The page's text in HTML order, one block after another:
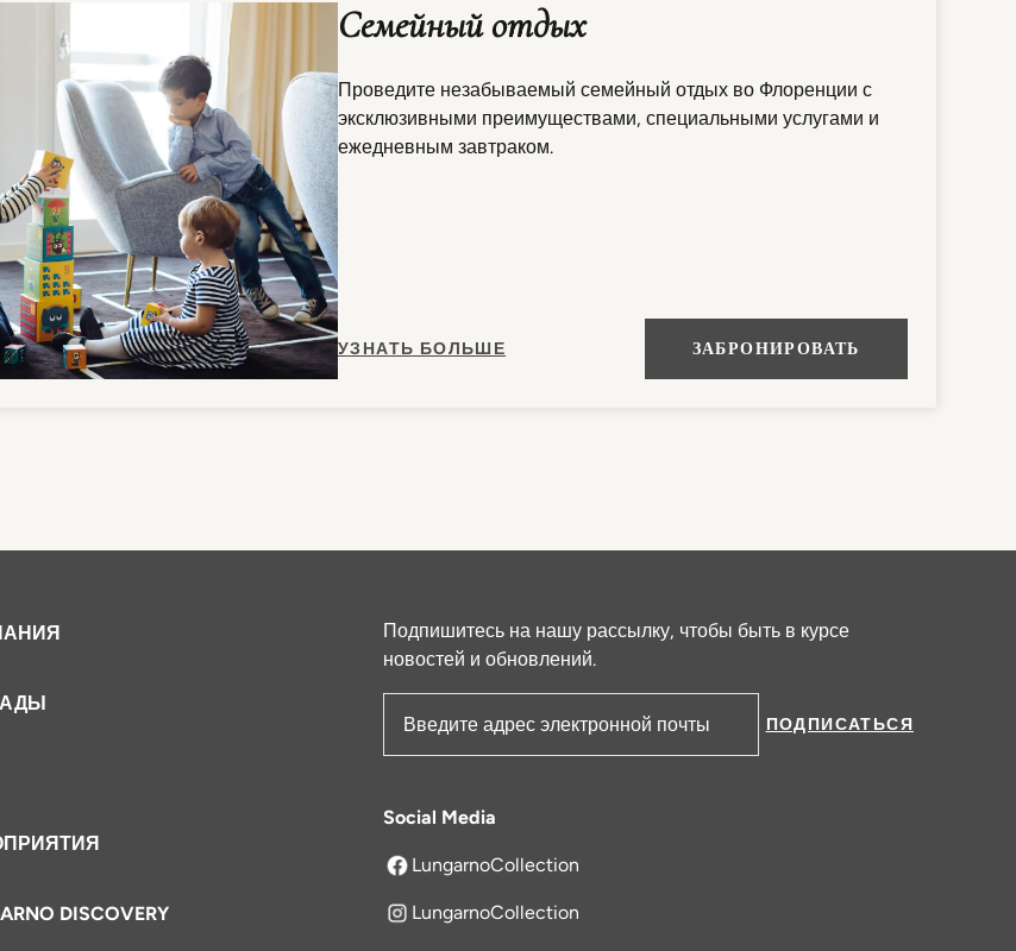
Семейный отдых
Проведите незабываемый семейный отдых во Флоренции с
эксклюзивными преимуществами, специальными услугами и
ежедневным завтраком.
УЗНАТЬ БОЛЬШЕ ЗАБРОНИРОВАТЬ
DISCOVERY
Подпишитесь на нашу рассылку, чтобы быть в курсе
новостей и обновлений.
Адрес электронной почты
ПОДПИСАТЬСЯ
Social Media
LungarnoCollection
открывается в новой вкладке
LungarnoCollection